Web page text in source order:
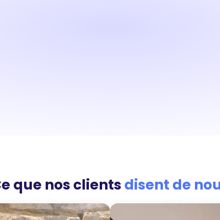
que nos clients disent de